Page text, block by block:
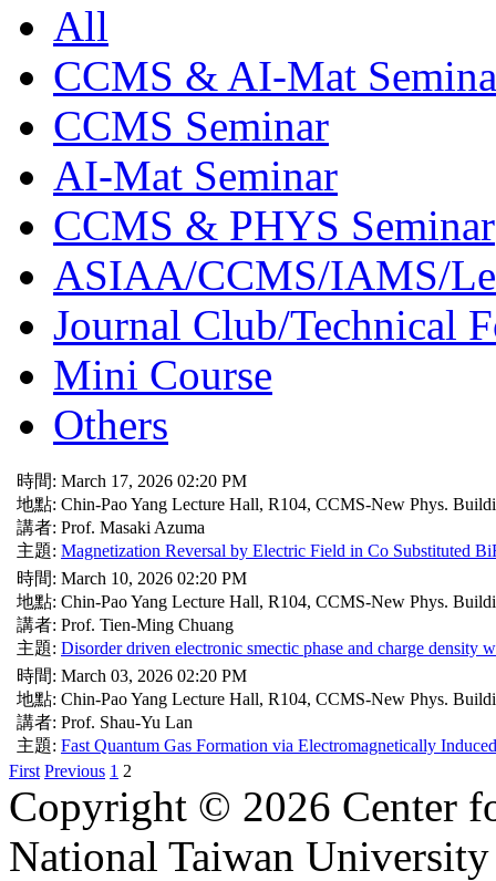
All
CCMS & AI-Mat
CCMS Seminar
AI-Mat Seminar
CCMS & PHYS Seminar
ASIAA/CCMS/IAMS/
Journal Club/Technical
Mini Course
Others
時間: March 17, 2026 02:20 PM
地點: Chin-Pao Yang Lecture Hall, R104, CCMS-New Phys.
講者: Prof. Masaki Azuma
主題: Magnetization Reversal by Electric Field in Co Substituted
時間: March 10, 2026 02:20 PM
地點: Chin-Pao Yang Lecture Hall, R104, CCMS-New Phys.
講者: Prof. Tien-Ming Chuang
主題: Disorder driven electronic smectic phase and charge density
時間: March 03, 2026 02:20 PM
地點: Chin-Pao Yang Lecture Hall, R104, CCMS-New Phys.
講者: Prof. Shau-Yu Lan
主題: Fast Quantum Gas Formation via Electromagnetically
First Previous 1 2
Copyright © 2026 Center
National Taiwan University